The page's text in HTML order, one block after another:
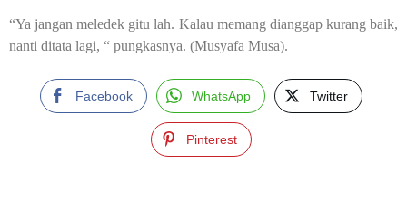
“Ya jangan meledek gitu lah. Kalau memang dianggap kurang baik,
nanti ditata lagi, “ pungkasnya. (Musyafa Musa).
Facebook WhatsApp Twitter
Pinterest